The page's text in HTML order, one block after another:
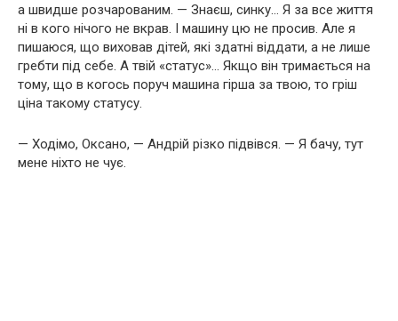
а швидше розчарованим. — Знаєш, синку… Я за все життя
ні в кого нічого не вкрав. І машину цю не просив. Але я
пишаюся, що виховав дітей, які здатні віддати, а не лише
гребти під себе. А твій «статус»… Якщо він тримається на
тому, що в когось поруч машина гірша за твою, то гріш
ціна такому статусу.
— Ходімо, Оксано, — Андрій різко підвівся. — Я бачу, тут
мене ніхто не чує.